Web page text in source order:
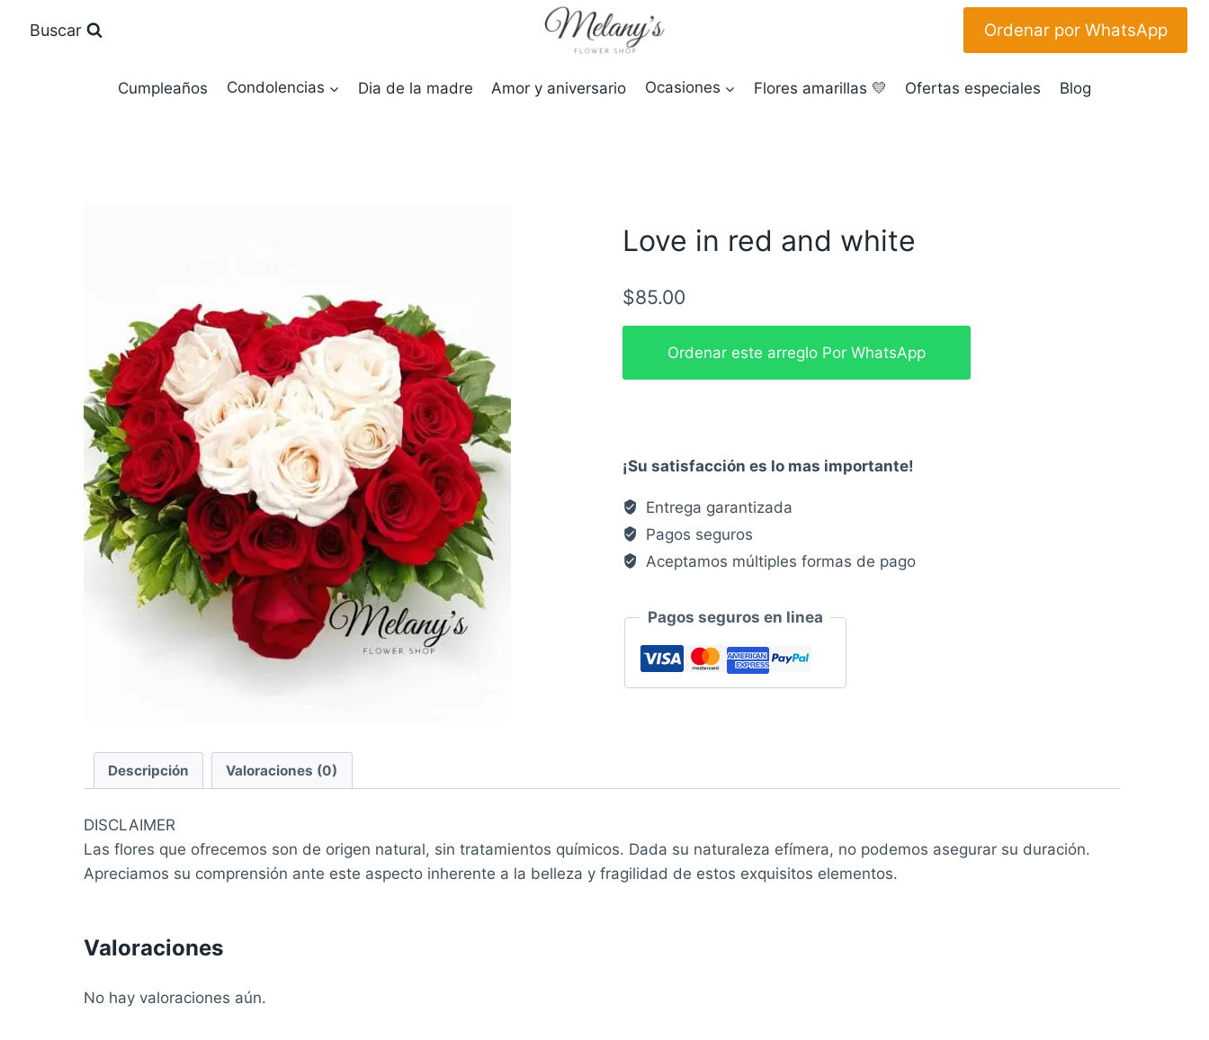
Buscar Ordenar por WhatsApp
Cumpleaños Condolencias Dia de la madre Amor y aniversario Ocasiones Flores amarillas 💛 Ofertas especiales Blog
Love in red and white
$85.00
cantidad
Ordenar este arreglo Por WhatsApp
¡Su satisfacción es lo mas importante!
Entrega garantizada
Pagos seguros
Aceptamos múltiples formas de pago
Pagos seguros en linea
Descripción Valoraciones (0)
DISCLAIMER
Las flores que ofrecemos son de origen natural, sin tratamientos químicos. Dada su naturaleza efímera, no podemos asegurar su duración.
Apreciamos su comprensión ante este aspecto inherente a la belleza y fragilidad de estos exquisitos elementos.
Valoraciones
No hay valoraciones aún.